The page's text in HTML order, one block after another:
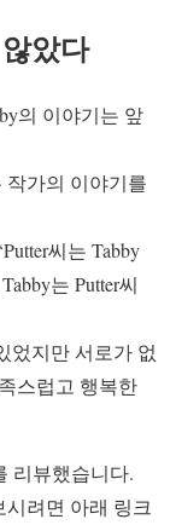
았다
의 이야기는 앞
가의 이야기를
씨는 Tabby
는 Putter씨
었지만 서로가 없
스럽고 행복한
리뷰했습니다.
시려면 아래 링크